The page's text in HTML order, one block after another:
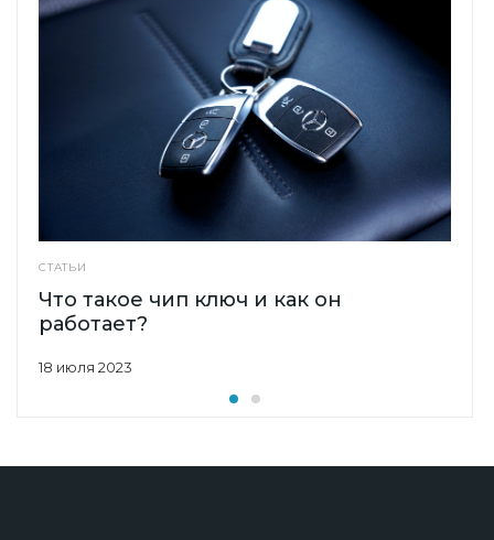
СТАТЬИ
18 июля 2023
Что такое чип ключ и как он
работает?